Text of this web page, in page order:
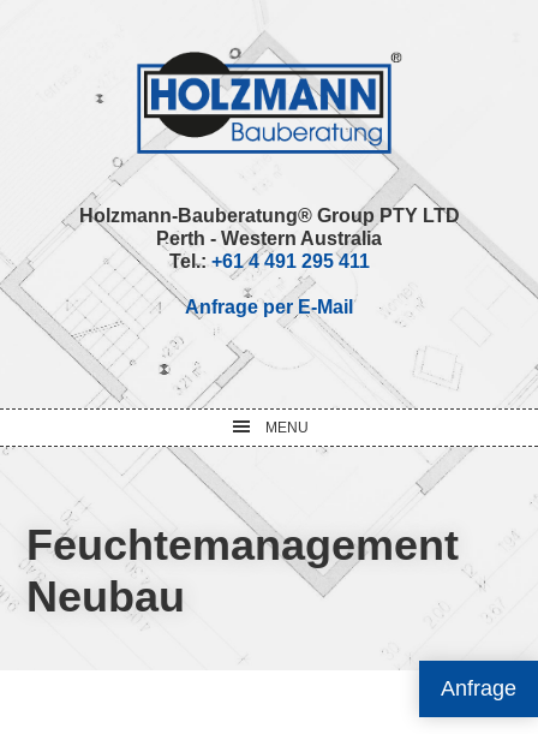
Anfrage
Holzmann-Bauberatung® Group PTY LTD
Perth - Western Australia
Tel.: +61 4 491 295 411
Anfrage per E-Mail
MENU
Feuchtemanagement
Neubau